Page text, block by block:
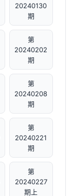
20240130
期
第
20240202
期
第
20240208
期
第
20240221
期
第
20240227
期上